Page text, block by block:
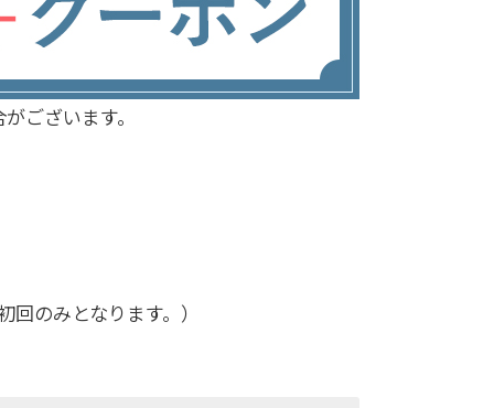
ございます。
のみとなります。）